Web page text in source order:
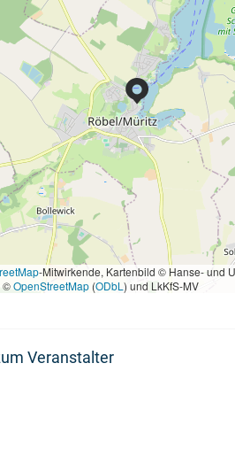
-Mitwirkende, Kartenbild © Hanse- und
©OpenStreetMap(ODbL ) und LkKfS-MV
Veranstalter